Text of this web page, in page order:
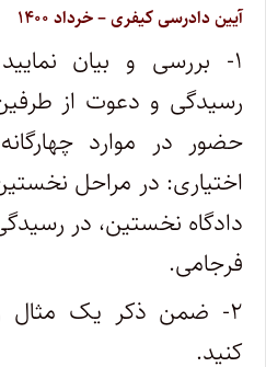
آیین دادرسی کیفری – خرداد ۱۴۰۰
۱- بررسی و بیان
رسیدگی و دعوت از
حضور در موارد
اختیاری: در مراحل
دادگاه نخستین، در
فرجامی.
۲- ضمن ذکر یک مثال
کنید.